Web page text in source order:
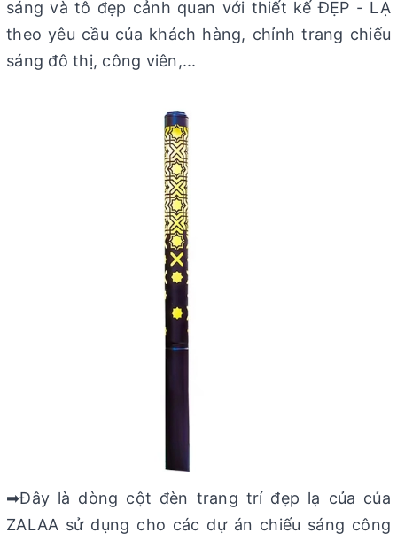
sáng và tô đẹp cảnh quan với thiết kế ĐẸP - LẠ
theo yêu cầu của khách hàng, chỉnh trang chiếu
sáng đô thị, công viên,...
➡Đây là dòng cột đèn trang trí đẹp lạ của của
ZALAA sử dụng cho các dự án chiếu sáng công